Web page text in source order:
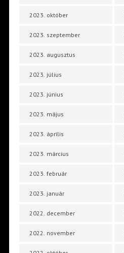
2023. október
2023. szeptember
2023. augusztus
2023. július
2023. június
2023. május
2023. április
2023. március
2023. február
2023. január
2022. december
2022. november